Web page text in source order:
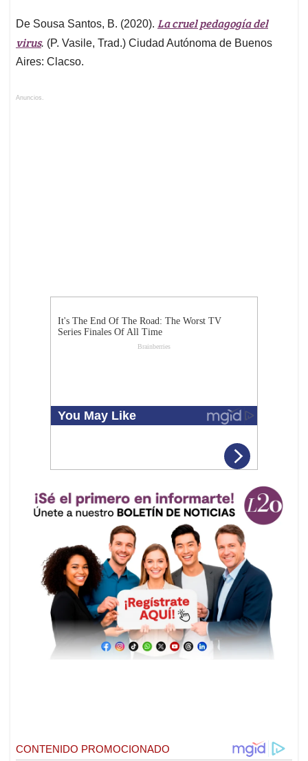
De Sousa Santos, B. (2020). La cruel pedagogía del
virus. (P. Vasile, Trad.) Ciudad Autónoma de Buenos
Aires: Clacso.
Anuncios.